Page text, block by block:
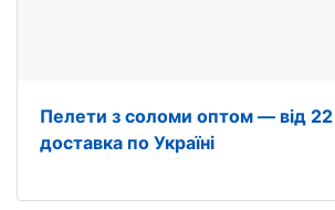
Пелети з соломи оптом — від 22
доставка по Україні